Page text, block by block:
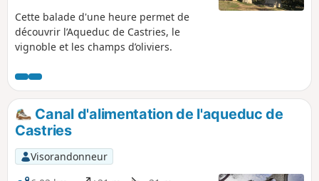
Cette balade d'une heure permet de
découvrir l’Aqueduc de Castries, le
vignoble et les champs d’oliviers.
Canal d'alimentation de l'aqueduc de
Castries
Visorandonneur